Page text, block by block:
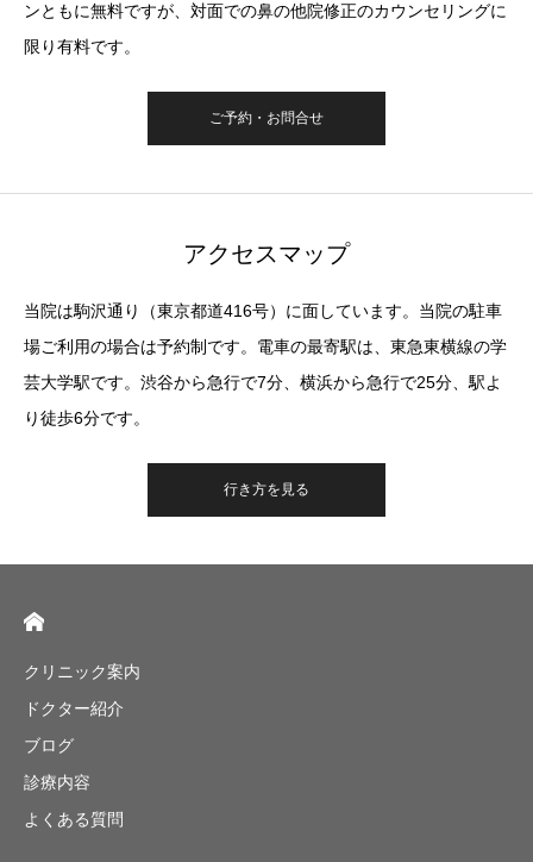
ンともに無料ですが、対面での鼻の他院修正のカウンセリングに
限り有料です。
ご予約・お問合せ
アクセスマップ
当院は駒沢通り（東京都道416号）に面しています。当院の駐車
場ご利用の場合は予約制です。電車の最寄駅は、東急東横線の学
芸大学駅です。渋谷から急行で7分、横浜から急行で25分、駅よ
り徒歩6分です。
行き方を見る
クリニック案内
ドクター紹介
ブログ
診療内容
よくある質問